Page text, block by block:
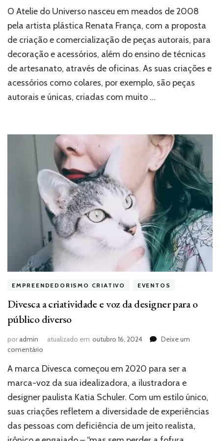
do
Universo
traz
Artesanato
Artístico
artista
plástica
neurodivergente
O Atelie do Universo nasceu em meados de 2008
pela artista plástica Renata França, com a proposta
de criação e comercialização de peças autorais, para
decoração e acessórios, além do ensino de técnicas
de artesanato, através de oficinas. As suas criações e
acessórios como colares, por exemplo, são peças
autorais e únicas, criadas com muito …
EMPREENDEDORISMO CRIATIVO EVENTOS
Divesca a criatividade e voz da designer para o
público diverso
poradmin atualizado em outubro 16, 2024
Deixe um
comentário
a
criatividade
voz
da
para
A marca Divesca começou em 2020 para ser a
marca-voz da sua idealizadora, a ilustradora e
designer paulista Katia Schuler. Com um estilo único,
suas criações refletem a diversidade de experiências
das pessoas com deficiência de um jeito realista,